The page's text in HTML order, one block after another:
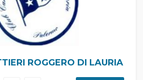
ROGGERO DI LAURIA